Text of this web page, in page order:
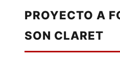
PROYECTO A
SON CLARET